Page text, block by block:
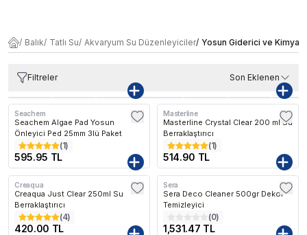
/ Balık/ Tatlı Su/ Akvaryum Su Düzenleyiciler/ Yosun Giderici ve
Filtreler Son Eklenen
Seachem
Seachem Algae Pad Yosun
Önleyici Ped 25mm 3lü Paket
(1)
595.95 TL
Masterline
Masterline Crystal Clear 200 ml Su
Berraklaştırıcı
(1)
514.90 TL
Creaqua
Creaqua Just Clear 250ml Su
Berraklaştırıcı
(4)
420.00 TL
Kargo Bedava
Sera
Sera Deco Cleaner 500gr Dekor
Temizleyici
(0)
1,531.47 TL